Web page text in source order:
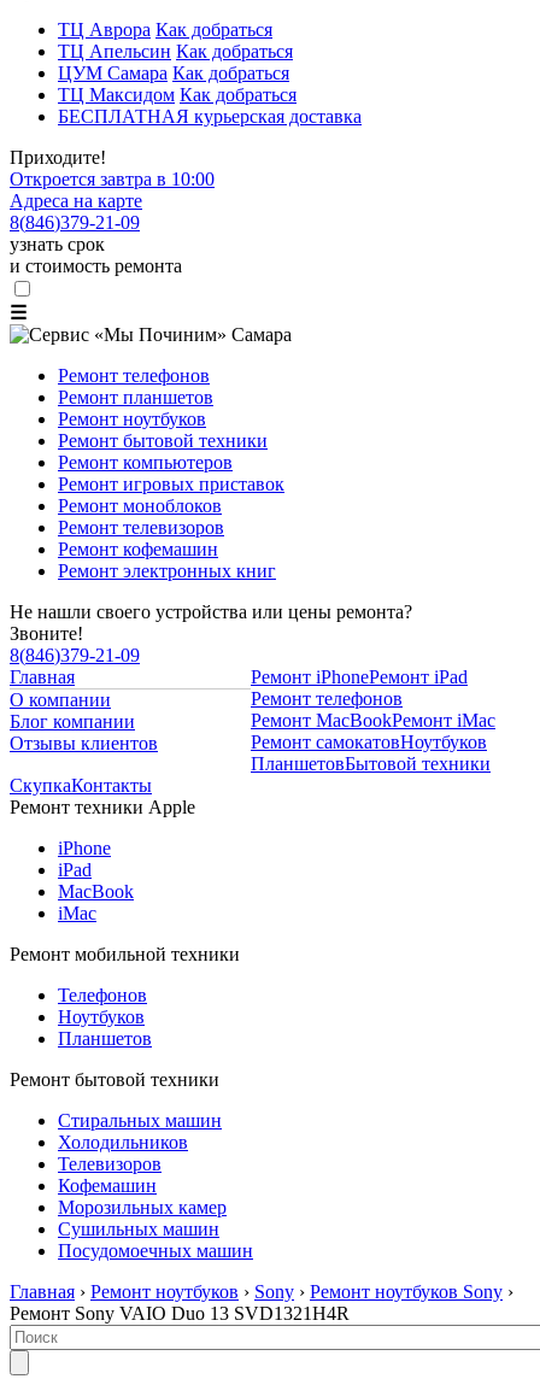
ТЦ Аврора Как добраться
ТЦ Апельсин Как добраться
ЦУМ Самара Как добраться
ТЦ Максидом Как добраться
БЕСПЛАТНАЯ курьерская доставка
Приходите!
Откроется завтра в 10:00
Адреса на карте
8(846)379-21-09
узнать срок
и стоимость ремонта
☰
Ремонт телефонов
Ремонт планшетов
Ремонт ноутбуков
Ремонт бытовой техники
Ремонт компьютеров
Ремонт игровых приставок
Ремонт моноблоков
Ремонт телевизоров
Ремонт кофемашин
Ремонт электронных книг
Не нашли своего устройства или цены ремонта?
Звоните!
8(846)379-21-09
Главная
О компании
Блог компании
Отзывы клиентов
Ремонт iPhoneРемонт iPad
Ремонт телефонов
Ремонт MacBookРемонт iMac
Ремонт самокатовНоутбуков
ПланшетовБытовой техники
СкупкаКонтакты
Ремонт техники Apple
iPhone
iPad
MacBook
iMac
Ремонт мобильной техники
Телефонов
Ноутбуков
Планшетов
Ремонт бытовой техники
Стиральных машин
Холодильников
Телевизоров
Кофемашин
Морозильных камер
Сушильных машин
Посудомоечных машин
Главная › Ремонт ноутбуков › Sony › Ремонт ноутбуков Sony ›
Ремонт Sony VAIO Duo 13 SVD1321H4R